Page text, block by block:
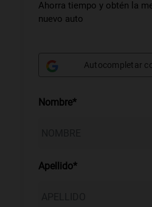
Ahorra tiempo y obtén la
nuevo auto
Autocompletar
Nombre*
Apellido*